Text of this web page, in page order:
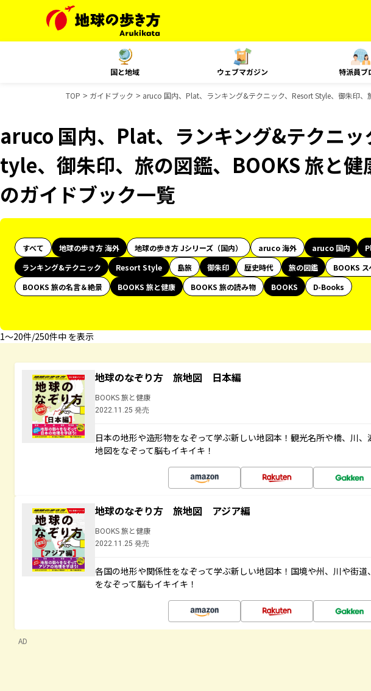
国と地域 ウェブマガジン 特派員ブ
TOP ガイドブック aruco 国内、Plat、ランキング&テクニック、Resort Style、御朱印
aruco 国内、Plat、ランキング&テクニッ
tyle、御朱印、旅の図鑑、BOOKS 旅と健
のガイドブック一覧
すべて 地球の歩き方 海外 地球の歩き方 Jシリーズ（国内） aruco 海外 aruco 国内
ランキング&テクニック
Resort Style 島旅 御朱印 歴史時代 旅の図鑑
BOOKS
BOOKS 旅の名言＆絶景
BOOKS 旅と健康 BOOKS 旅の読み物 BOOKS
D-Books
1〜20件/250件中 を表示
地球のなぞり方 旅地図 日本編
BOOKS 旅と健康
2022.11.25 発売
日本の地形や造形物をなぞって学ぶ新しい地図本！観光名所や橋、川
地図をなぞって脳もイキイキ！
地球のなぞり方 旅地図 アジア編
BOOKS 旅と健康
2022.11.25 発売
各国の地形や関係性をなぞって学ぶ新しい地図本！国境や州、川や街
をなぞって脳もイキイキ！
AD